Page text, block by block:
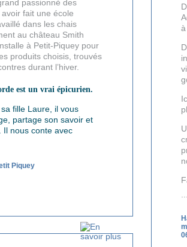
passionné des
fait une école
dans les chais
au château Smith
à Petit-Piquey pour
produits choisis, trouvés
durant l’hiver.
est un vrai épicurien.
fille Laure, il vous
partage son savoir et
Il nous conte avec
Piquey